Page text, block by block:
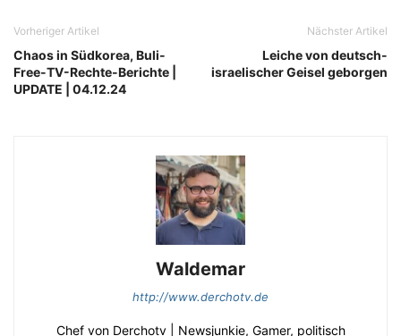
Vorheriger Artikel
Chaos in Südkorea, Buli-
Free-TV-Rechte-Berichte |
UPDATE | 04.12.24
Nächster Artikel
Leiche von deutsch-
israelischer Geisel geborgen
Waldemar
http://www.derchotv.de
Chef von Derchotv | Newsjunkie, Gamer, politisch